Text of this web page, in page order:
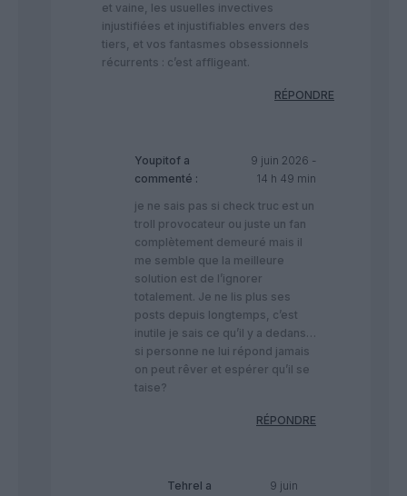
et vaine, les usuelles invectives
injustifiées et injustifiables envers des
tiers, et vos fantasmes obsessionnels
récurrents : c’est affligeant.
RÉPONDRE
Youpitof a
commenté :
9 juin 2026 -
14 h 49 min
je ne sais pas si check truc est un
troll provocateur ou juste un fan
complètement demeuré mais il
me semble que la meilleure
solution est de l’ignorer
totalement. Je ne lis plus ses
posts depuis longtemps, c’est
inutile je sais ce qu’il y a dedans…
si personne ne lui répond jamais
on peut rêver et espérer qu’il se
taise?
RÉPONDRE
Tehrel a
9 juin